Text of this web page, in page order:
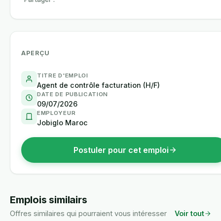
APERÇU
TITRE D'EMPLOI
Agent de contrôle facturation (H/F)
DATE DE PUBLICATION
09/07/2026
EMPLOYEUR
Jobiglo Maroc
Postuler pour cet emploi
Emplois similairs
Offres similaires qui pourraient vous intéresser Voir tout